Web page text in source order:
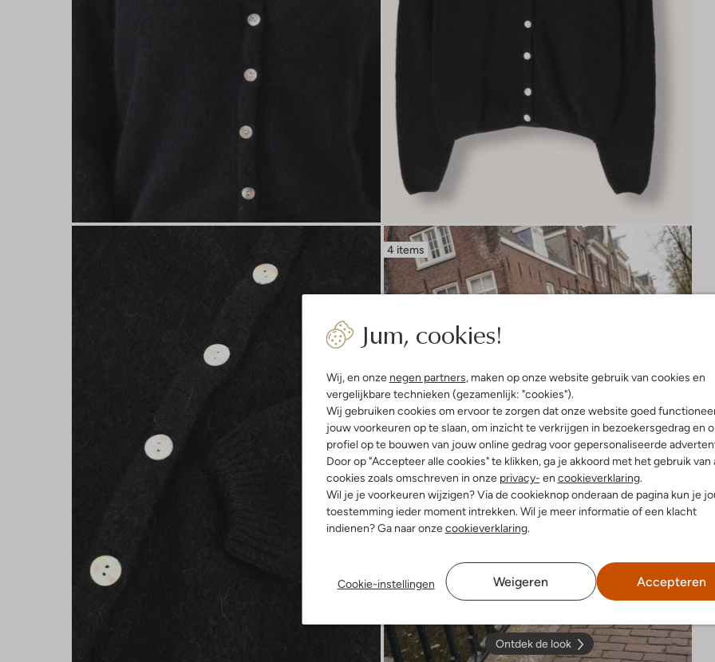
Jum, cookies!
Wij, en onze negen partners, maken op onze website gebruik van cookies en
vergelijkbare technieken (gezamenlijk: "cookies").
Wij gebruiken cookies om ervoor te zorgen dat onze website goed
jouw voorkeuren op te slaan, om inzicht te verkrijgen in bezoekersgedrag en
profiel op te bouwen van jouw online gedrag voor gepersonaliseerde
Door op "Accepteer alle cookies" te klikken, ga je akkoord met het gebruik van
cookies zoals omschreven in onze privacy- en cookieverklaring.
Wil je je voorkeuren wijzigen? Via de cookieknop onderaan de pagina kun je
toestemming ieder moment intrekken. Wil je meer informatie of een klacht
indienen? Ga naar onzecookieverklaring.
Cookie-instellingen Weigeren Accepteren
4 items
Ontdek de look